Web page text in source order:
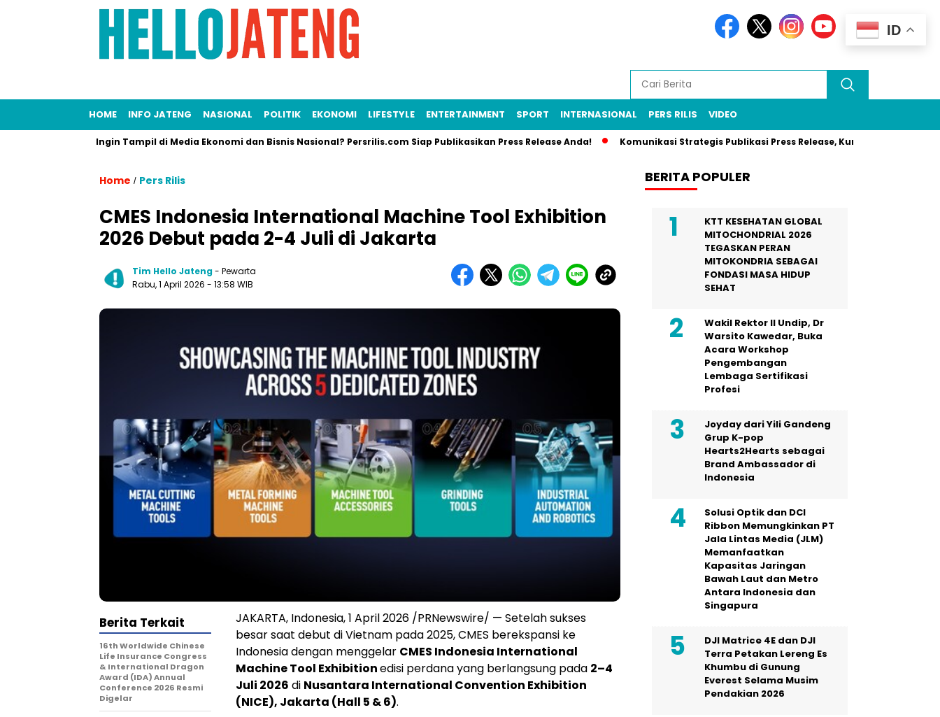
HOME INFO JATENG NASIONAL POLITIK EKONOMI LIFESTYLE ENTERTAINMENT SPORT INTERNASIONAL PERS RILIS VIDEO
Ingin Tampil di Media Ekonomi dan Bisnis Nasional? Persrilis.com Siap Publikasikan Press Release Anda! Komunikasi Strategis Publikasi Press Release, Kunci UMKM Memenangkan
Home / Pers Rilis
CMES Indonesia International Machine Tool Exhibition
2026 Debut pada 2-4 Juli di Jakarta
Tim Hello Jateng- Pewarta
Rabu, 1 April 2026 - 13:58 WIB
JAKARTA, Indonesia, 1 April 2026 /PRNewswire/ — Setelah sukses
besar saat debut di Vietnam pada 2025, CMES berekspansi ke
Indonesia dengan menggelar CMES Indonesia International
Machine Tool Exhibitionedisi perdana yang berlangsung pada 2–4
Juli 2026 di Nusantara International Convention Exhibition
(NICE), Jakarta (Hall 5 & 6).
Berita Terkait
16th Worldwide Chinese
Life Insurance Congress
& International Dragon
Award (IDA) Annual
Conference 2026 Resmi
Digelar
BERITA POPULER
KTT KESEHATAN GLOBAL
MITOCHONDRIAL 2026
TEGASKAN PERAN
MITOKONDRIA SEBAGAI
FONDASI MASA HIDUP
SEHAT
Wakil Rektor II Undip, Dr
Warsito Kawedar, Buka
Acara Workshop
Pengembangan
Lembaga Sertifikasi
Profesi
Joyday dari Yili Gandeng
Grup K-pop
Hearts2Hearts sebagai
Brand Ambassador di
Indonesia
Solusi Optik dan DCI
Ribbon Memungkinkan PT
Jala Lintas Media (JLM)
Memanfaatkan
Kapasitas Jaringan
Bawah Laut dan Metro
Antara Indonesia dan
Singapura
DJI Matrice 4E dan DJI
Terra Petakan Lereng Es
Khumbu di Gunung
Everest Selama Musim
Pendakian 2026
ID